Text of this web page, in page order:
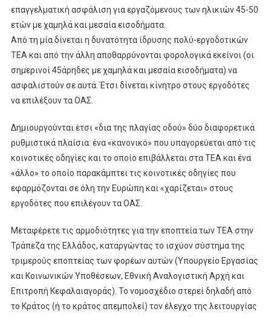
επαγγελματική ασφάλιση για εργαζόμενους των ηλικιών 45-50
ετών με χαμηλά και μεσαία εισοδήματα.
Από τη μία δίνεται η δυνατότητα ίδρυσης πολύ-εργοδοτικών
ΤΕΑ και από την άλλη αποθαρρύνονται φορολογικά εκείνοι (οι
σημερινοί 45άρηδες με χαμηλά και μεσαία εισοδήματα) να
ασφαλιστούν σε αυτά. Έτσι δίνεται κίνητρο στους εργοδότες
να επιλέξουν τα ΟΑΣ.
Δημιουργούνται έτσι «δια της πλαγίας οδού» δύο διαφορετικά
ρυθμιστικά πλαίσια: ένα «κανονικό» που υπαγορεύεται από τις
κοινοτικές οδηγίες και το οποίο επιβάλλεται στα ΤΕΑ και ένα
«άλλο» το οποίο παρακάμπτει τις κοινοτικές οδηγίες που
εφαρμόζονται σε όλη την Ευρώπη και «χαρίζεται» στους
εργοδότες που επιλέγουν τα ΟΑΣ.
Μεταφέρετε τις αρμοδιότητες για την εποπτεία των ΤΕΑ στην
Τράπεζα της Ελλάδος, καταργώντας το ισχύον σύστημα της
τριμερούς εποπτείας των φορέων αυτών (Υπουργείο Εργασίας
και Κοινωνικών Υποθέσεων, Εθνική Αναλογιστική Αρχή και
Επιτροπή Κεφαλαιαγοράς). Το νομοσχέδιο στερεί δηλαδή από
το Κράτος (ή το κράτος απεμπολεί) τον έλεγχο της λειτουργίας